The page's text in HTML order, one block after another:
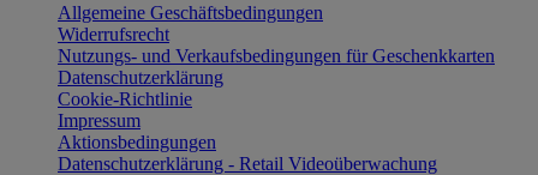
Allgemeine Geschäftsbedingungen
Widerrufsrecht
Nutzungs- und Verkaufsbedingungen für Geschenkkarten
Datenschutzerklärung
Cookie-Richtlinie
Impressum
Aktionsbedingungen
Datenschutzerklärung - Retail Videoüberwachung